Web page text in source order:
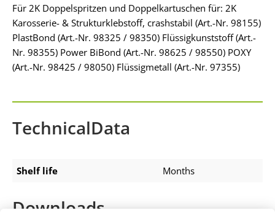
Für 2K Doppelspritzen und Doppelkartuschen für: 2K
Karosserie- & Strukturklebstoff, crashstabil (Art.-Nr. 98155)
PlastBond (Art.-Nr. 98325 / 98350) Flüssigkunststoff (Art.-
Nr. 98355) Power BiBond (Art.-Nr. 98625 / 98550) POXY
(Art.-Nr. 98425 / 98050) Flüssigmetall (Art.-Nr. 97355)
TechnicalData
Shelf life Months
Downloads